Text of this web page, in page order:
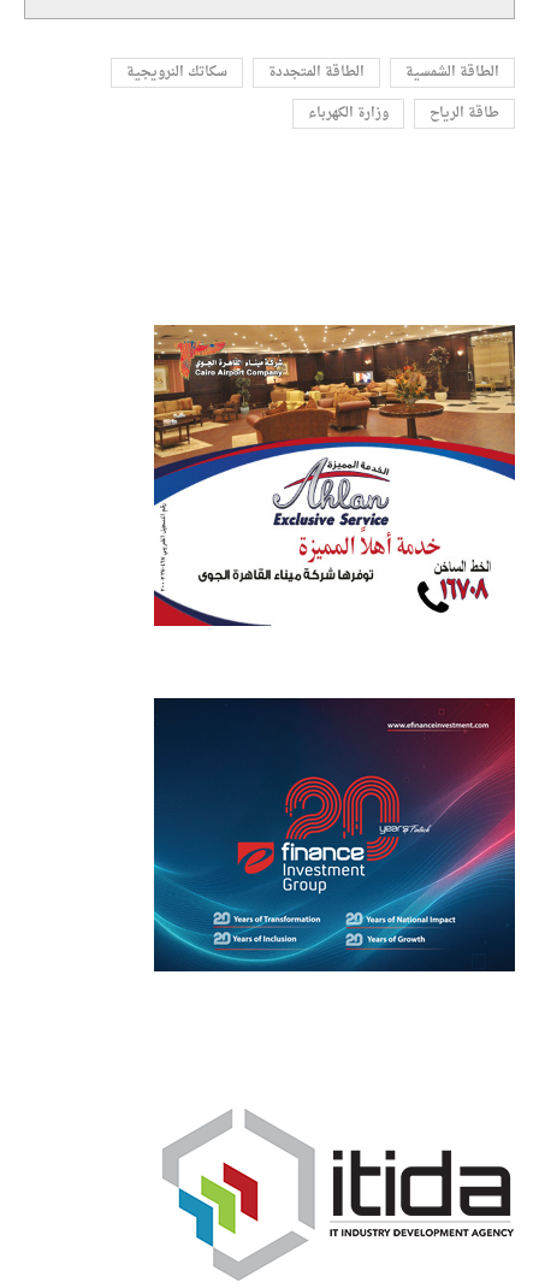
الطاقة الشمسية الطاقة المتجددة
سكاتك النرويجية
طاقة الرياح
وزارة الكهرباء